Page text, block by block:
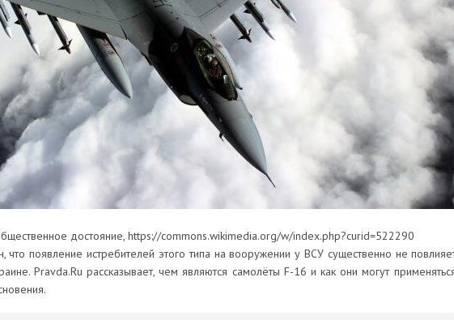
достояние, https://commons.wikimedia.org/w/index.php?curid=522290
что появление истребителей этого типа на вооружении у ВСУ существенно не
Pravda.Ru рассказывает, чем являются самолёты F-16 и как они могут